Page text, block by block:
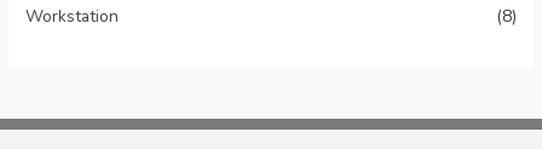
Workstation
(8)